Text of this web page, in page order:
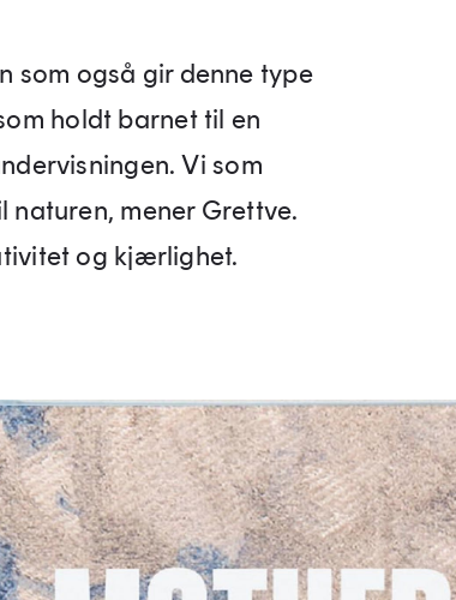
som også gir denne type
holdt barnet til en
Vi som
mener Grettve.
og kjær­lighet.